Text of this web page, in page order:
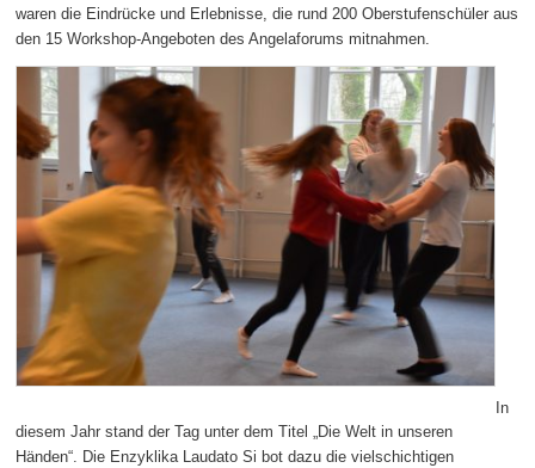
waren die Eindrücke und Erlebnisse, die rund 200 Oberstufenschüler aus
den 15 Workshop-Angeboten des Angelaforums mitnahmen.
In
diesem Jahr stand der Tag unter dem Titel „Die Welt in unseren
Händen“. Die Enzyklika Laudato Si bot dazu die vielschichtigen